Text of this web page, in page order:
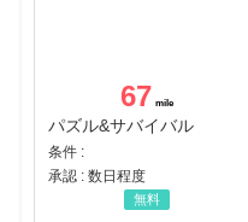
67
パズル&サバイバル
条件 :
承認 : 数日程度
無料